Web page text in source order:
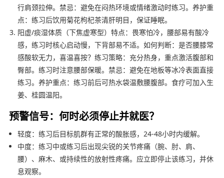
行肩颈拉伸。禁忌：避免在闷热环境或情绪激动时练习。养护重
点：练习后饮用菊花枸杞茶清肝明目，保证睡眠。
阳虚/痰湿体质（下焦虚寒型）特点：畏寒怕冷，腰部易有酸冷
感，练习时核心启动慢，下背部易不适。如何判断：是否腰膝常
感酸软无力，喜温喜按？练习策略：充分热身，重点激活腹部和
臀部。练习时注意腰部保暖。禁忌：避免在地板等冰冷表面直接
练习。养护重点：练习前后可热水袋温敷腰腹部。食疗可加入生
姜、桂圆温阳。
预警信号：何时必须停止并就医？
轻度：练习后目标肌群有正常的酸胀感，24-48小时内缓解。
中度：练习中或练习后出现尖锐的关节疼痛（腕、肘、肩、
腰）、麻木、或持续性的放射性疼痛。应立即停止该练习，并休
息观察。